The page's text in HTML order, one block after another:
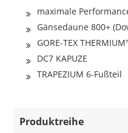
maximale
Gänsedaune 800+
GORE-TEX
DC7 KAPUZE
TRAPEZIUM 6-Fußteil
Produktreihe